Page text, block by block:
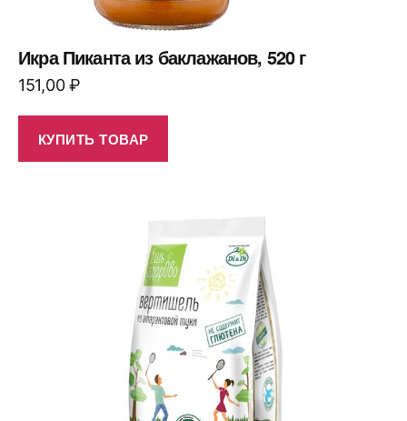
Икра Пиканта из баклажанов, 520 г
151,00₽
КУПИТЬ ТОВАР